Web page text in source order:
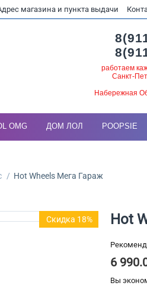
магазина и пункта выдачи
работаем
Санкт-
Набережная
OMG ДОМ ЛОЛ POOPSIE
/ Hot Wheels Мега Гараж
Скидка 18% Hot
6
Вы